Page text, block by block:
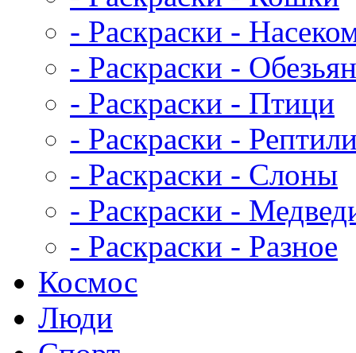
- Раскраски -
- Раскраски -
- Раскраски - Птици
- Раскраски -
- Раскраски - Слоны
- Раскраски -
- Раскраски - Разное
Космос
Люди